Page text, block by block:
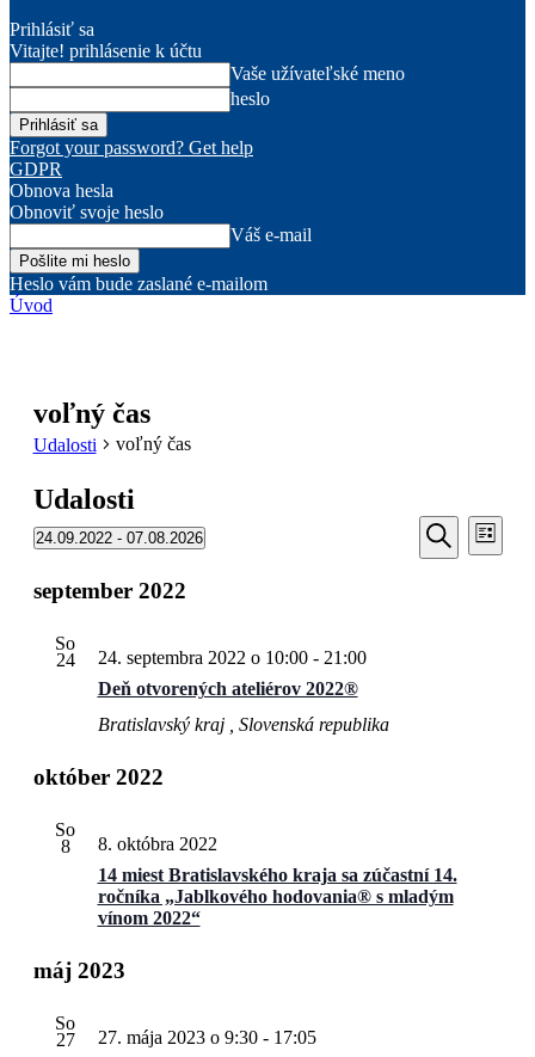
Prihlásiť sa
Vitajte! prihlásenie k účtu
Vaše užívateľské meno
heslo
Forgot your password? Get help
GDPR
Obnova hesla
Obnoviť svoje heslo
Váš e-mail
Heslo vám bude zaslané e-mailom
Úvod
voľný čas
Udalosti voľný čas
Udalosti
Udalosti
Search
Vyhľadať
Zoznam
24.09.2022 - 07.08.2026
september 2022
So
24
Deň otvorených ateliérov 2022®
24. septembra 2022 o 10:00- 21:00
Bratislavský kraj , Slovenská republika
október 2022
So
8
14 miest Bratislavského kraja sa zúčastní 14.
ročníka „Jablkového hodovania® s mladým
vínom 2022“
8. októbra 2022
máj 2023
So
27
27. mája 2023 o 9:30- 17:05